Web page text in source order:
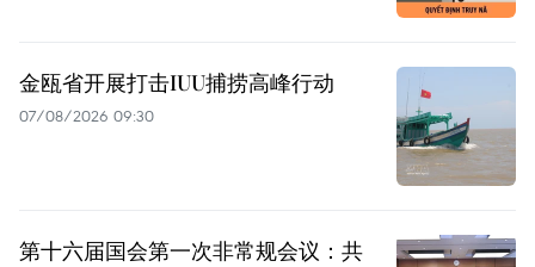
金瓯省开展打击IUU捕捞高峰行动
07/08/2026 09:30
第十六届国会第一次非常规会议：共